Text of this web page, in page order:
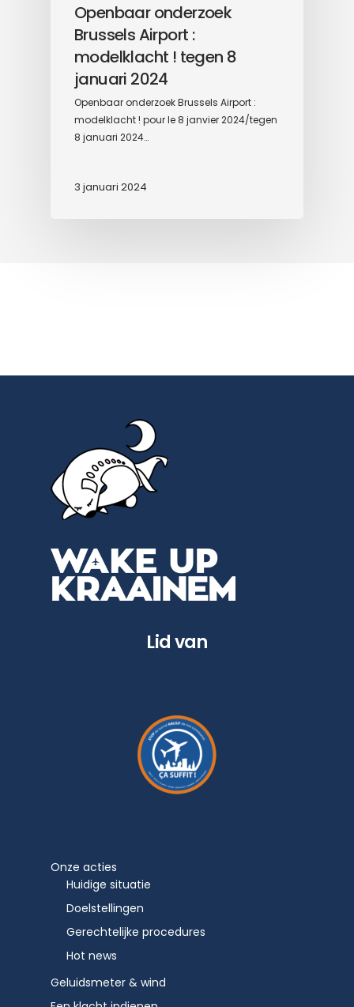
Openbaar onderzoek
Brussels Airport :
modelklacht ! tegen 8
januari 2024
Openbaar onderzoek Brussels Airport :
modelklacht ! pour le 8 janvier 2024/tegen
8 januari 2024…
3 januari 2024
Lid van
Onze acties
Huidige situatie
Doelstellingen
Gerechtelijke procedures
Hot news
Geluidsmeter & wind